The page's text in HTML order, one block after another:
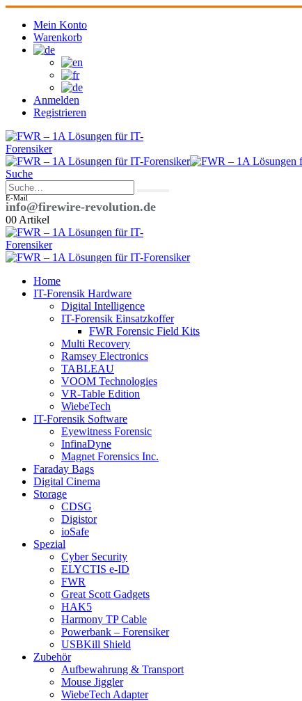
Mein Konto
Warenkorb
Anmelden
Registrieren
Suche
E-Mail
info@firewire-revolution.de
00 Artikel
Home
IT-Forensik Hardware
Digital Intelligence
IT-Forensik Einsatzkoffer
FWR Forensic Field Kits
Multi Recovery
Ramsey Electronics
TABLEAU
VOOM Technologies
VR-Table Edition
WiebeTech
IT-Forensik Software
Eyewitness Forensic
InfinaDyne
Magnet Forensics Inc.
Faraday Bags
Digital Cinema
Storage
CDSG
Digistor
ioSafe
Spezial
Cyber Security
ELYCTIS e-ID
FWR
Great Scott Gadgets
HAK5
Harmony TP Cable
Powerbank – Forensiker
USBKill Shield
Zubehör
Aufbewahrung & Transport
Mouse Jiggler
WiebeTech Adapter